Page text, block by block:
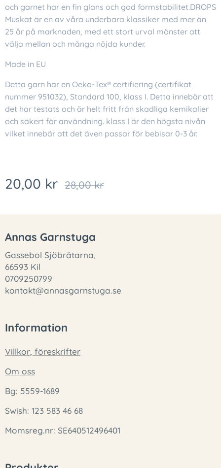
och garnet har en fin glans och god formstabilitet.DROPS
Muskat är en av våra underbara klassiker med mer än
25 år på marknaden, med ett stort urval mönster att
välja mellan och många nöjda kunder.
Made in EU
Detta garn har en Oeko-Tex® certifiering (certifikat
nummer 951032), Standard 100, klass I. Detta innebär att
det har testats och är helt fritt från skadliga kemikalier
och säkert för användning. klass I är den högsta nivån
vilket innebär att det även passar för bebisar 0-3 år.
20,00 kr 28,00kr
Annas Garnstuga
Gassebol Sjöbråtarna,
66593 Kil
0709250799
kontakt@annasgarnstuga.se
Information
Villkor, föreskrifter
Om oss
Bg: 5559-1689
Swish: 123 583 46 68
Momsreg.nr: SE640512496401